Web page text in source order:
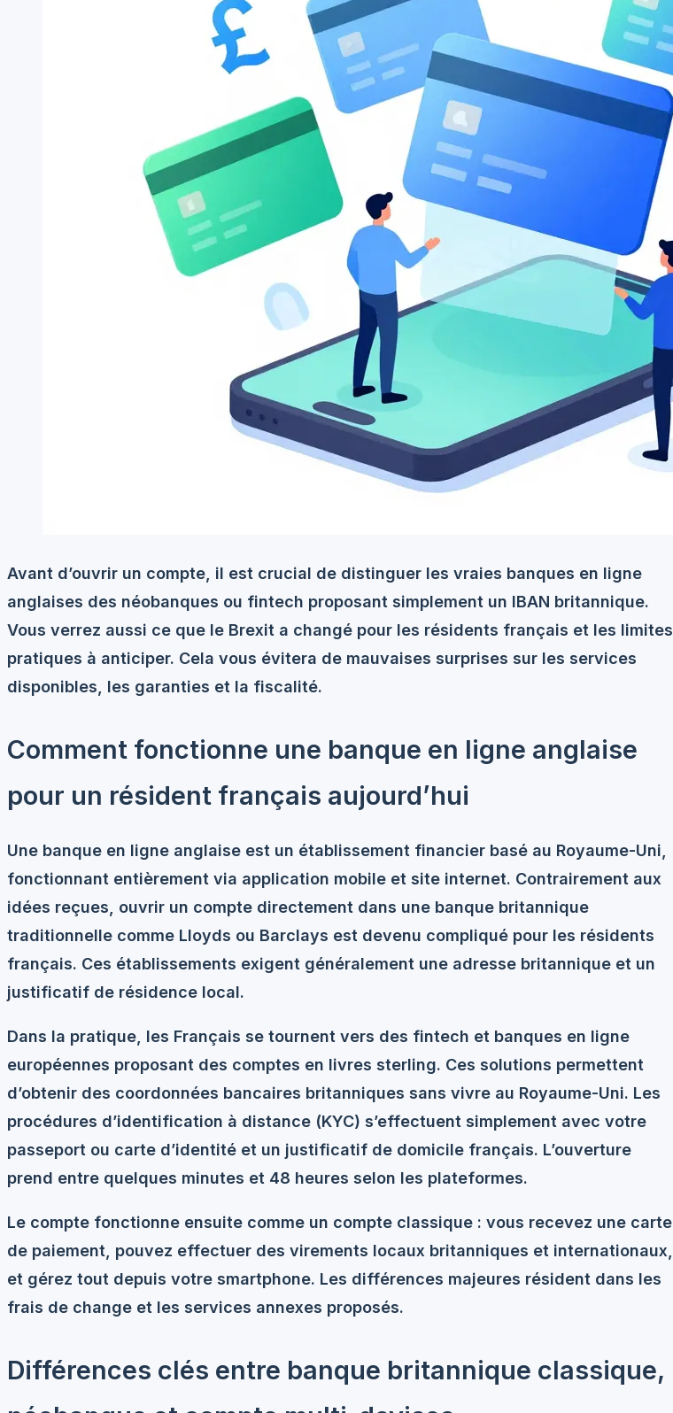
Avant d’ouvrir un compte, il est crucial de distinguer les vraies banques en ligne
anglaises des néobanques ou fintech proposant simplement un IBAN britannique.
Vous verrez aussi ce que le Brexit a changé pour les résidents français et les limites
pratiques à anticiper. Cela vous évitera de mauvaises surprises sur les services
disponibles, les garanties et la fiscalité.
Comment fonctionne une banque en ligne anglaise
pour un résident français aujourd’hui
Une banque en ligne anglaise est un établissement financier basé au Royaume-Uni,
fonctionnant entièrement via application mobile et site internet. Contrairement aux
idées reçues, ouvrir un compte directement dans une banque britannique
traditionnelle comme Lloyds ou Barclays est devenu compliqué pour les résidents
français. Ces établissements exigent généralement une adresse britannique et un
justificatif de résidence local.
Dans la pratique, les Français se tournent vers des fintech et banques en ligne
européennes proposant des comptes en livres sterling. Ces solutions permettent
d’obtenir des coordonnées bancaires britanniques sans vivre au Royaume-Uni. Les
procédures d’identification à distance (KYC) s’effectuent simplement avec votre
passeport ou carte d’identité et un justificatif de domicile français. L’ouverture
prend entre quelques minutes et 48 heures selon les plateformes.
Le compte fonctionne ensuite comme un compte classique : vous recevez une carte
de paiement, pouvez effectuer des virements locaux britanniques et internationaux,
et gérez tout depuis votre smartphone. Les différences majeures résident dans les
frais de change et les services annexes proposés.
Différences clés entre banque britannique classique,